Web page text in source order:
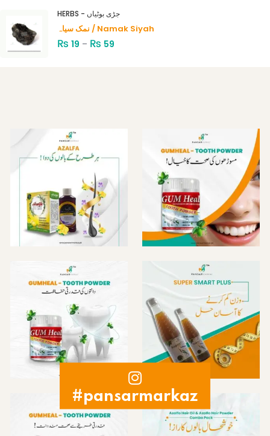
HERBS - جڑی بوٹیاں
نمک سیاہ / Namak Siyah
₨ 19 – ₨ 59
#pansarmarkaz